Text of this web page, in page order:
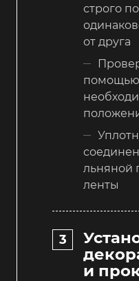
строго
от друга
помощью
льняной
ленты
и